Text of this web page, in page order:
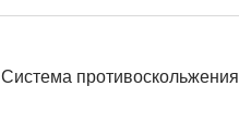
Система противоскольжения